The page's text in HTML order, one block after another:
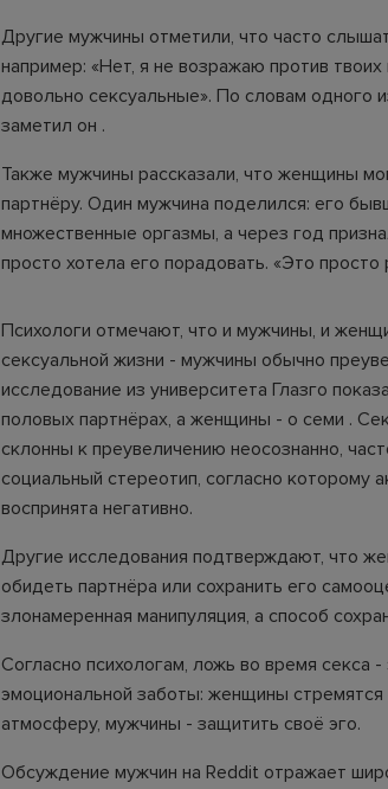
Другие мужчины отметили, что часто
например: «Нет, я не возражаю против
довольно сексуальные». По словам одного
заметил он .
Также мужчины рассказали, что женщины
партнёру. Один мужчина поделился: его
множественные оргазмы, а через год
просто хотела его порадовать. «Это
Психологи отмечают, что и мужчины, и
сексуальной жизни - мужчины обычно
исследование из университета Глазго
половых партнёрах, а женщины - о семи .
склонны к преувеличению неосознанно,
социальный стереотип, согласно которому
воспринята негативно.
Другие исследования подтверждают, что
обидеть партнёра или сохранить его
злонамеренная манипуляция, а способ
Согласно психологам, ложь во время секса
эмоциональной заботы: женщины стремятся
атмосферу, мужчины - защитить своё эго.
Обсуждение мужчин на Reddit отражает